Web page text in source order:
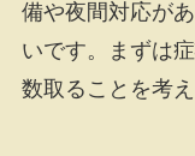
備や夜間対応が
いです。まずは
数取ることを考